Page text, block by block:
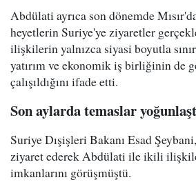
Abdülati ayrıca son dönemde
heyetlerin Suriye'ye ziyaretler
ilişkilerin yalnızca siyasi boyutla
yatırım ve ekonomik iş birliğinin de
çalışıldığını ifade etti.
Son aylarda temaslar
Suriye Dışişleri Bakanı Esad
ziyaret ederek Abdülati ile ikili
imkanlarını görüşmüştü.